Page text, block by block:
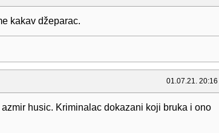
kakav džeparac.
01.07.21. 20:16
husic. Kriminalac dokazani koji bruka i ono